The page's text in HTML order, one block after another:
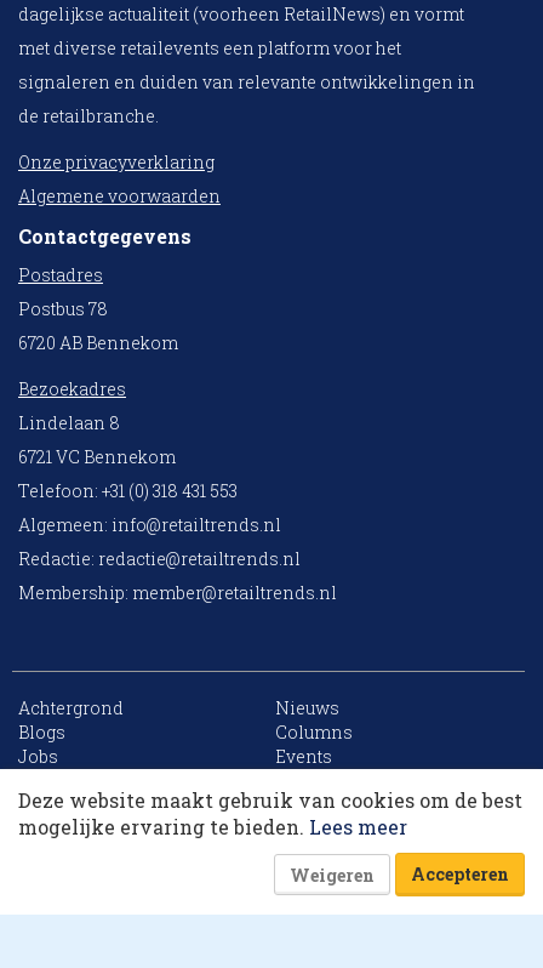
dagelijkse actualiteit (voorheen RetailNews) en vormt
met diverse retailevents een platform voor het
signaleren en duiden van relevante ontwikkelingen in
de retailbranche.
Onze privacyverklaring
Algemene voorwaarden
Contactgegevens
Postadres
Postbus 78
6720 AB Bennekom
Bezoekadres
Lindelaan 8
6721 VC Bennekom
Telefoon: +31 (0) 318 431 553
Algemeen: info@retailtrends.nl
Redactie: redactie@retailtrends.nl
Membership: member@retailtrends.nl
Achtergrond
Nieuws
Blogs
Columns
Jobs
Events
Archief
Sitemap
Website is powered by
Deze website maakt gebruik van cookies om de best
mogelijke ervaring te bieden. Lees meer
Weigeren Accepteren
10 collega’s
Korting op events